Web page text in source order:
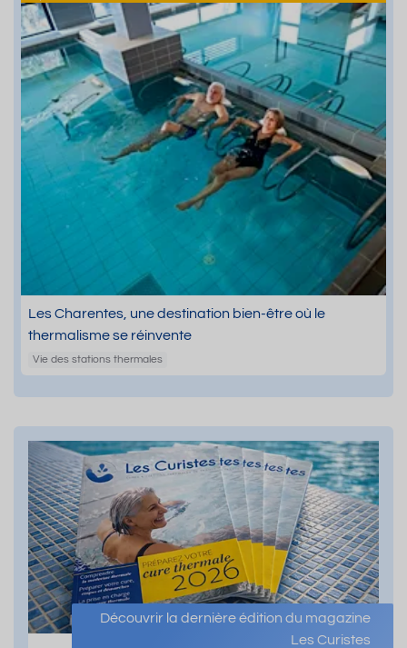
Les Charentes, une destination bien-être où le
thermalisme se réinvente
Vie des stations thermales
Découvrir la dernière édition du magazine
Les Curistes